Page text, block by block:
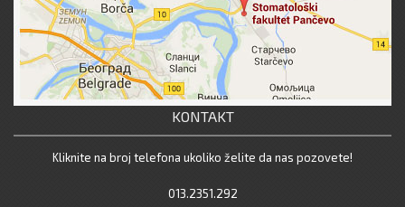
KONTAKT
Kliknite na broj telefona ukoliko želite da nas pozovete!
013.2351.292